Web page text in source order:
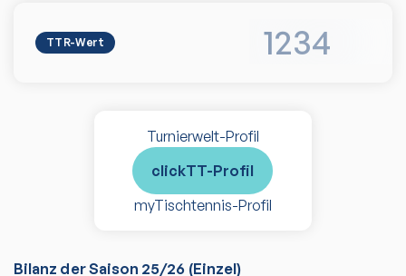
TTR-Wert 1234
Turnierwelt-Profil
clickTT-Profil
myTischtennis-Profil
Bilanz der Saison 25/26 (Einzel)